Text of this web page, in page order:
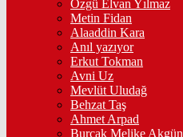
Özgü Elvan Yılmaz
Metin Fidan
Alaaddin Kara
Anıl yazıyor
Erkut Tokman
Avni Uz
Mevlüt Uludağ
Behzat Taş
Ahmet Arpad
Burçak Melike Akgün